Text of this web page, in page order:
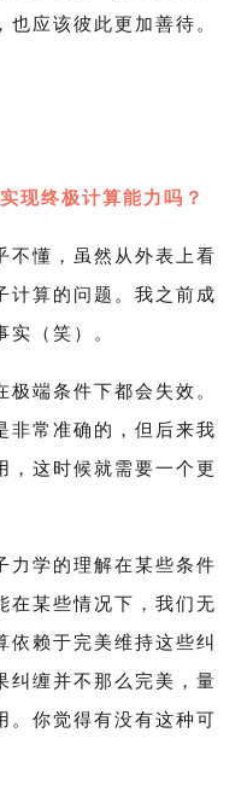
应该彼此更加善待。
现终极计算能力吗？
不懂，虽然从外表上看
计算的问题。我之前成
（笑）。
端条件下都会失效。
非常准确的，但后来我
，这时候就需要一个更
力学的理解在某些条件
在某些情况下，我们无
依赖于完美维持这些纠
纠缠并不那么完美，量
。你觉得有没有这种可